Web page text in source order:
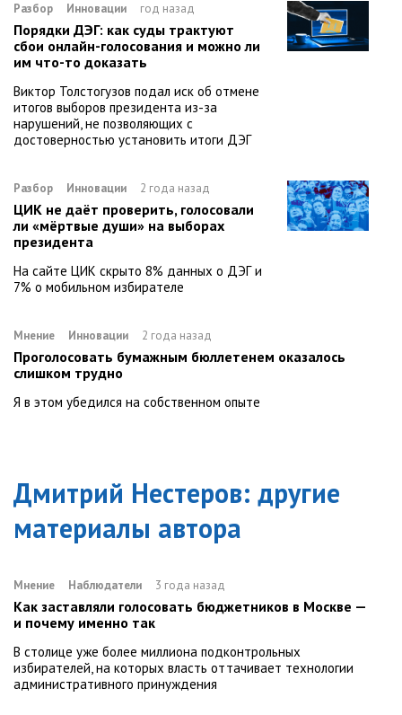
Разбор Инновации год назад
Порядки ДЭГ: как суды трактуют
сбои онлайн-голосования и можно ли
им что-то доказать
Виктор Толстогузов подал иск об отмене
итогов выборов президента из-за
нарушений, не позволяющих с
достоверностью установить итоги ДЭГ
Разбор Инновации 2 года назад
ЦИК не даёт проверить, голосовали
ли «мёртвые души» на выборах
президента
На сайте ЦИК скрыто 8% данных о ДЭГ и
7% о мобильном избирателе
Мнение Инновации 2 года назад
Проголосовать бумажным бюллетенем оказалось
слишком трудно
Я в этом убедился на собственном опыте
Дмитрий Нестеров: другие
материалы автора
Мнение Наблюдатели 3 года назад
Как заставляли голосовать бюджетников в Москве —
и почему именно так
В столице уже более миллиона подконтрольных
избирателей, на которых власть оттачивает технологии
административного принуждения